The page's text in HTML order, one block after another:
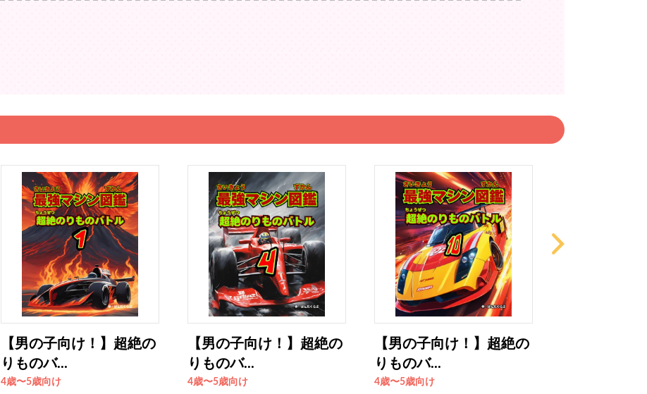
【男の子向け！】超絶の
りものバ...
4歳〜5歳向け
【男の子向け！】超絶の
りものバ...
4歳〜5歳向け
【男の子向け！】超絶の
りものバ...
4歳〜5歳向け